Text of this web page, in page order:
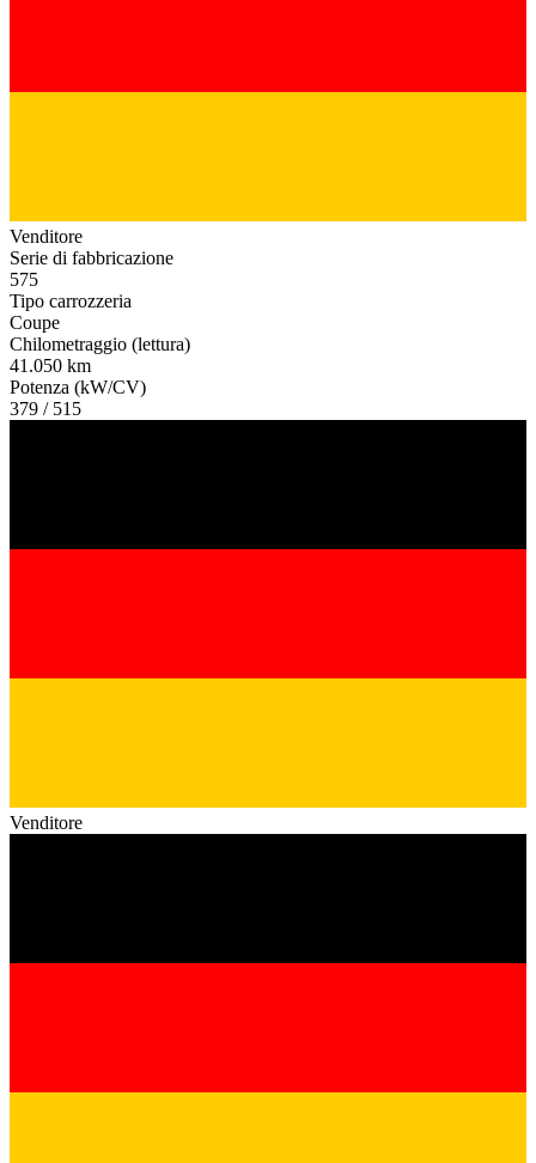
Venditore
Serie di fabbricazione
575
Tipo carrozzeria
Coupe
Chilometraggio (lettura)
41.050 km
Potenza (kW/CV)
379 / 515
Venditore